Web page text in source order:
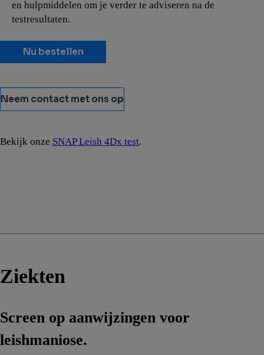
en hulpmiddelen om je verder te adviseren na de
testresultaten.
Nu bestellen
Neem contact met ons op
Bekijk onze SNAP Leish 4Dx test.
Ziekten
Screen op aanwijzingen voor
leishmaniose.